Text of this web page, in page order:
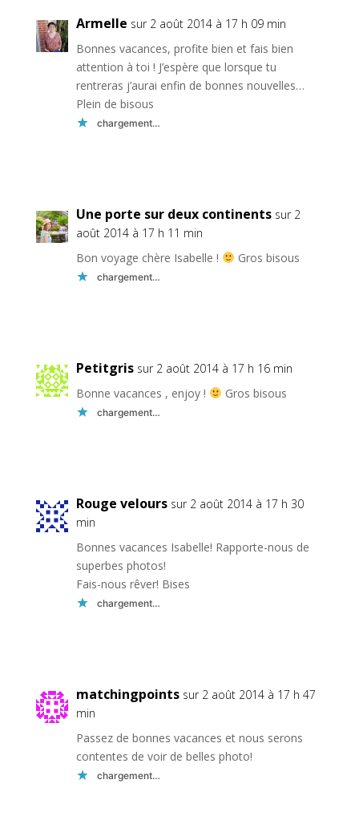
Armelle sur 2 août 2014 à 17 h 09 min
Bonnes vacances, profite bien et fais bien
attention à toi ! J’espère que lorsque tu
rentreras j’aurai enfin de bonnes nouvelles…
Plein de bisous
chargement…
Une porte sur deux continents sur 2
août 2014 à 17 h 11 min
Bon voyage chère Isabelle !
Gros bisous
chargement…
Petitgris sur 2 août 2014 à 17 h 16 min
Bonne vacances , enjoy !
Gros bisous
chargement…
Rouge velours sur 2 août 2014 à 17 h 30
min
Bonnes vacances Isabelle! Rapporte-nous de
superbes photos!
Fais-nous rêver! Bises
chargement…
matchingpoints sur 2 août 2014 à 17 h 47
min
Passez de bonnes vacances et nous serons
contentes de voir de belles photo!
chargement…